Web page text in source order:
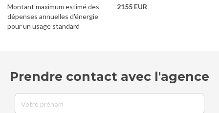
Montant maximum estimé des
dépenses annuelles d'énergie
pour un usage standard
2155 EUR
Prendre contact avec l'agence